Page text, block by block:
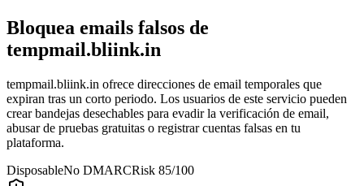
Bloquea emails falsos de
tempmail.bliink.in
tempmail.bliink.in ofrece direcciones de email temporales que
expiran tras un corto periodo. Los usuarios de este servicio pueden
crear bandejas desechables para evadir la verificación de email,
abusar de pruebas gratuitas o registrar cuentas falsas en tu
plataforma.
DisposableNo DMARCRisk 85/100